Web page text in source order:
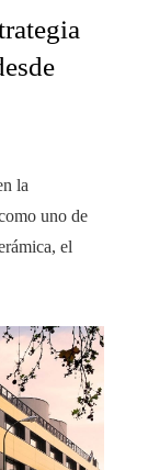
la
uno de
el